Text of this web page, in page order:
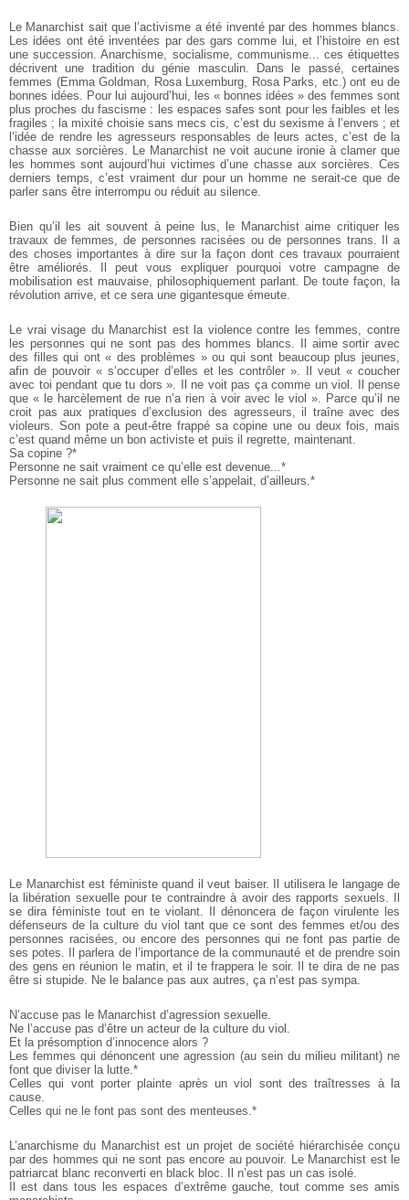
Le Manarchist sait que l’activisme a été inventé par des hommes blancs.
Les idées ont été inventées par des gars comme lui, et l’histoire en est
une succession. Anarchisme, socialisme, communisme... ces étiquettes
décrivent une tradition du génie masculin. Dans le passé, certaines
femmes (Emma Goldman, Rosa Luxemburg, Rosa Parks, etc.) ont eu de
bonnes idées. Pour lui aujourd’hui, les « bonnes idées » des femmes sont
plus proches du fascisme : les espaces safes sont pour les faibles et les
fragiles ; la mixité choisie sans mecs cis, c’est du sexisme à l’envers ; et
l’idée de rendre les agresseurs responsables de leurs actes, c’est de la
chasse aux sorcières. Le Manarchist ne voit aucune ironie à clamer que
les hommes sont aujourd’hui victimes d’une chasse aux sorcières. Ces
derniers temps, c’est vraiment dur pour un homme ne serait-ce que de
parler sans être interrompu ou réduit au silence.
Bien qu’il les ait souvent à peine lus, le Manarchist aime critiquer les
travaux de femmes, de personnes racisées ou de personnes trans. Il a
des choses importantes à dire sur la façon dont ces travaux pourraient
être améliorés. Il peut vous expliquer pourquoi votre campagne de
mobilisation est mauvaise, philosophiquement parlant. De toute façon, la
révolution arrive, et ce sera une gigantesque émeute.
Le vrai visage du Manarchist est la violence contre les femmes, contre
les personnes qui ne sont pas des hommes blancs. Il aime sortir avec
des filles qui ont « des problèmes » ou qui sont beaucoup plus jeunes,
afin de pouvoir « s’occuper d’elles et les contrôler ». Il veut « coucher
avec toi pendant que tu dors ». Il ne voit pas ça comme un viol. Il pense
que « le harcèlement de rue n’a rien à voir avec le viol ». Parce qu’il ne
croit pas aux pratiques d’exclusion des agresseurs, il traîne avec des
violeurs. Son pote a peut-être frappé sa copine une ou deux fois, mais
c’est quand même un bon activiste et puis il regrette, maintenant.
Sa copine ?*
Personne ne sait vraiment ce qu’elle est devenue...*
Personne ne sait plus comment elle s’appelait, d’ailleurs.*
Le Manarchist est féministe quand il veut baiser. Il utilisera le langage de
la libération sexuelle pour te contraindre à avoir des rapports sexuels. Il
se dira féministe tout en te violant. Il dénoncera de façon virulente les
défenseurs de la culture du viol tant que ce sont des femmes et/ou des
personnes racisées, ou encore des personnes qui ne font pas partie de
ses potes. Il parlera de l’importance de la communauté et de prendre soin
des gens en réunion le matin, et il te frappera le soir. Il te dira de ne pas
être si stupide. Ne le balance pas aux autres, ça n’est pas sympa.
N’accuse pas le Manarchist d’agression sexuelle.
Ne l’accuse pas d’être un acteur de la culture du viol.
Et la présomption d’innocence alors ?
Les femmes qui dénoncent une agression (au sein du milieu militant) ne
font que diviser la lutte.*
Celles qui vont porter plainte après un viol sont des traîtresses à la
cause.
Celles qui ne le font pas sont des menteuses.*
L’anarchisme du Manarchist est un projet de société hiérarchisée conçu
par des hommes qui ne sont pas encore au pouvoir. Le Manarchist est le
patriarcat blanc reconverti en black bloc. Il n’est pas un cas isolé.
Il est dans tous les espaces d’extrême gauche, tout comme ses amis